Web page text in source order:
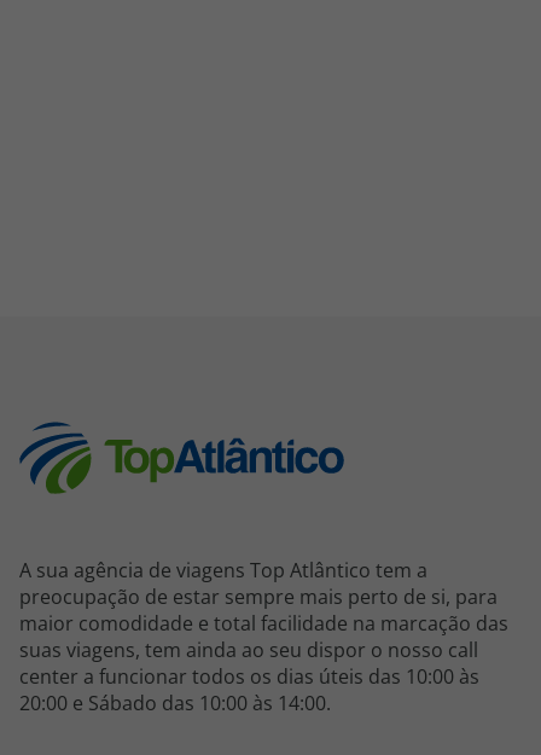
A sua agência de viagens Top Atlântico tem a
preocupação de estar sempre mais perto de si, para
maior comodidade e total facilidade na marcação das
suas viagens, tem ainda ao seu dispor o nosso call
center a funcionar todos os dias úteis das 10:00 às
20:00 e Sábado das 10:00 às 14:00.